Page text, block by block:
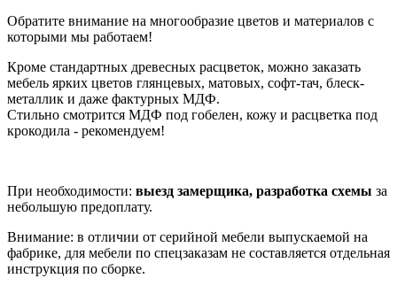
Обратите внимание на многообразие цветов и материалов с
которыми мы работаем!
Кроме стандартных древесных расцветок, можно заказать
мебель ярких цветов глянцевых, матовых, софт-тач, блеск-
металлик и даже фактурных МДФ.
Стильно смотрится МДФ под гобелен, кожу и расцветка под
крокодила - рекомендуем!
При необходимости: выезд замерщика, разработка схемы за
небольшую предоплату.
Внимание: в отличии от серийной мебели выпускаемой на
фабрике, для мебели по спецзаказам не составляется отдельная
инструкция по сборке.